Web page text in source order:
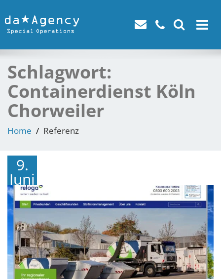
Toggle
Schlagwort:
Containerdienst Köln
Chorweiler
Home Referenz
9.
Juni
2016